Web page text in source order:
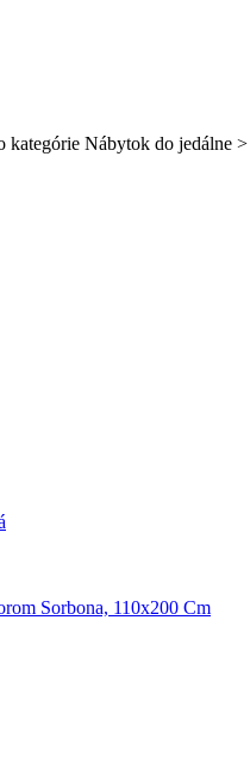
Nábytok do
Sorbona, 110x200 Cm